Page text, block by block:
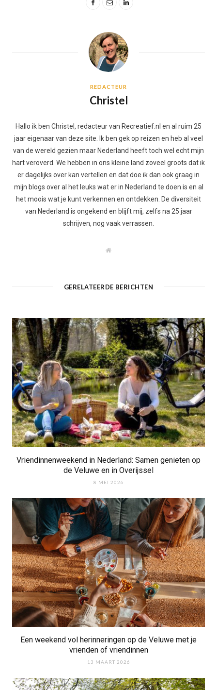
REDACTEUR
Christel
Hallo ik ben Christel, redacteur van Recreatief.nl en al ruim 25
jaar eigenaar van deze site. Ik ben gek op reizen en heb al veel
van de wereld gezien maar Nederland heeft toch wel echt mijn
hart veroverd. We hebben in ons kleine land zoveel groots dat ik
er dagelijks over kan vertellen en dat doe ik dan ook graag in
mijn blogs over al het leuks wat er in Nederland te doen is en al
het moois wat je kunt verkennen en ontdekken. De diversiteit
van Nederland is ongekend en blijft mij, zelfs na 25 jaar
schrijven, nog vaak verrassen.
W
e
GERELATEERDE BERICHTEN
Vriendinnenweekend in Nederland: Samen genieten op
de Veluwe en in Overijssel
8 MEI 2026
Een weekend vol herinneringen op de Veluwe met je
vrienden of vriendinnen
13 MAART 2026